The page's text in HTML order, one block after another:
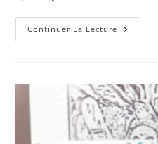
Continuer La Lecture Retour
En
Et
Projets
De
Choy
Et
Leon